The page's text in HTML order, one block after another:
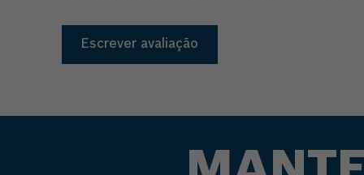
Escrever avaliação